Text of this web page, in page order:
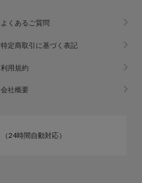
よくあるご質問
特定商取引に基づく表記
利用規約
会社概要
（24時間自動対応）